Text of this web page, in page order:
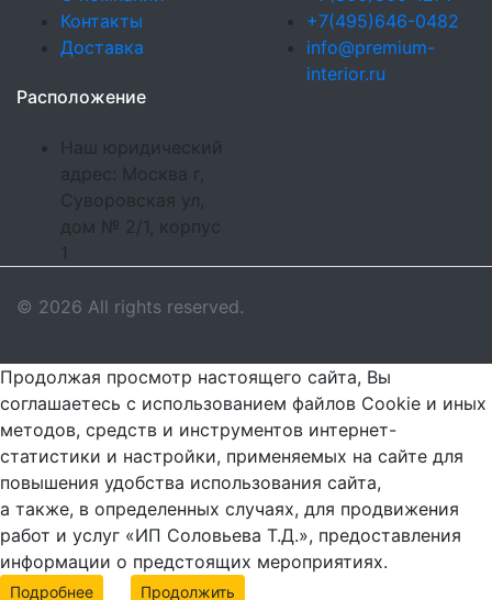
Контакты
Доставка
+7(495)646-0482
info@premium-
interior.ru
Расположение
Наш юридический
адрес: Москва г,
Суворовская ул,
дом № 2/1, корпус
© 2026 All rights reserved.
Продолжая просмотр настоящего сайта, Вы
соглашаетесь с использованием файлов Cookie и иных
методов, средств и инструментов интернет-
статистики и настройки, применяемых на сайте для
повышения удобства использования сайта,
а также, в определенных случаях, для продвижения
работ и услуг «ИП Соловьева Т.Д.», предоставления
информации о предстоящих мероприятиях.
Подробнее Продолжить